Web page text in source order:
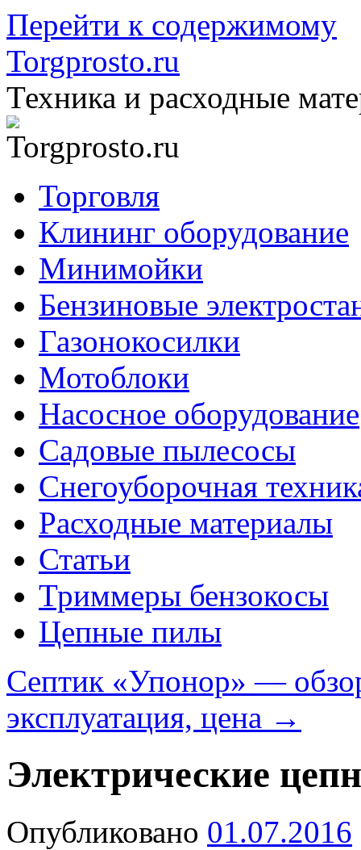
Перейти к содержимому
Torgprosto.ru
Техника и расходные
Торговля
Клининг оборудование
Минимойки
Бензиновые
Газонокосилки
Мотоблоки
Насосное оборудование
Садовые пылесосы
Снегоуборочная
Расходные материалы
Статьи
Триммеры бензокосы
Цепные пилы
Септик «Упонор» —
эксплуатация, цена →
Электрические
Опубликовано 01.07.2016